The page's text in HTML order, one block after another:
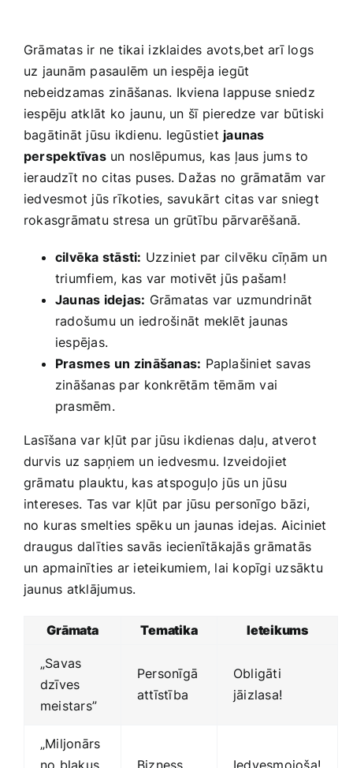
Grāmatas ir ne tikai⁣ izklaides avots,bet arī logs
uz jaunām pasaulēm un iespēja iegūt
nebeidzamas zināšanas. Ikviena lappuse sniedz
iespēju atklāt ⁤ko jaunu, un šī pieredze var ‍būtiski
bagātināt jūsu ikdienu. Iegūstiet jaunas
perspektīvasun noslēpumus, kas ļaus jums to
ieraudzīt no ⁢citas puses. Dažas no grāmatām var
iedvesmot jūs rīkoties, savukārt citas var sniegt
rokasgrāmatu ‌stresa⁢ un grūtību pārvarēšanā.
cilvēka stāsti: Uzziniet par cilvēku cīņām un
triumfiem, kas ‍var motivēt jūs pašam!
Jaunas idejas: Grāmatas var uzmundrināt
radošumu ‌un iedrošināt meklēt jaunas
iespējas.
Prasmes⁣ un zināšanas: Paplašiniet‌ savas
zināšanas par⁤ konkrētām tēmām​ vai
prasmēm.
Lasīšana var kļūt ‌par jūsu ikdienas daļu, atverot
durvis uz sapņiem ​un iedvesmu. Izveidojiet
grāmatu plauktu, kas atspoguļo jūs un jūsu
intereses. Tas var kļūt par jūsu personīgo bāzi,
no⁤ kuras smelties spēku un ⁤jaunas​ idejas. Aiciniet
draugus dalīties savās iecienītākajās grāmatās
un apmainīties ‌ar ieteikumiem, lai kopīgi uzsāktu
‌jaunus atklājumus.
Grāmata Tematika Ieteikums
„Savas
‍dzīves
meistars”
Personīgā
attīstība
Obligāti
jāizlasa!
„Miljonārs